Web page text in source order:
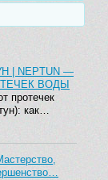
| NEPTUN —
ВОДЫ
протечек
как…